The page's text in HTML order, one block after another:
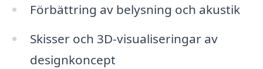
Förbättring av belysning och akustik
Skisser och 3D-visualiseringar av
designkoncept